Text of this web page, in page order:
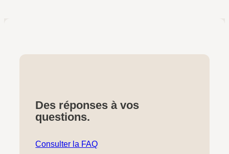
Des réponses à vos
questions.
Consulter la FAQ